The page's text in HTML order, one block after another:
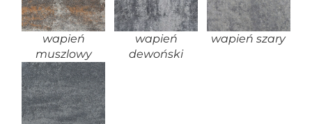
wapień
muszlowy
wapień
dewoński
wapień szary